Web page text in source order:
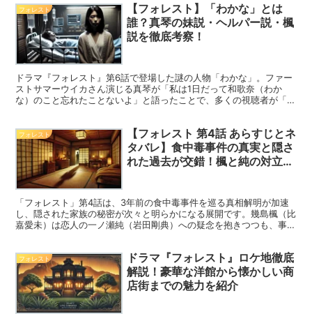
フォレスト
【フォレスト】「わかな」とは
誰？真琴の妹説・ヘルパー説・楓
説を徹底考察！
ドラマ『フォレスト』第6話で登場した謎の人物「わかな」。ファー
ストサマーウイカさん演じる真琴が「私は1日だって和歌奈（わか
な）のこと忘れたことないよ」と語ったことで、多くの視聴者が「わ
す！
フォレスト
【フォレスト 第4話 あらすじとネ
タバレ】食中毒事件の真実と隠さ
れた過去が交錯！楓と純の対立が
「フォレスト」第4話は、3年前の食中毒事件を巡る真相解明が加速
し、隠された家族の秘密が次々と明らかになる展開です。幾島楓（比
嘉愛未）は恋人の一ノ瀬純（岩田剛典）への疑念を抱きつつも、事件
たして楓は純を信じ続けることができるのでしょうか？
フォレスト
ドラマ『フォレスト』ロケ地徹底
解説！豪華な洋館から懐かしい商
店街までの魅力を紹介